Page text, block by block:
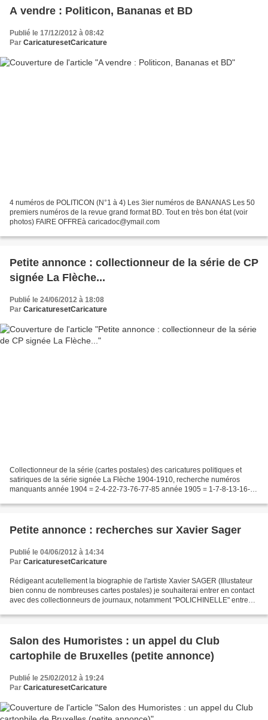
A vendre : Politicon, Bananas et BD
Publié le 17/12/2012 à 08:42
Par CaricaturesetCaricature
4 numéros de POLITICON (N°1 à 4) Les 3ier numéros de BANANAS Les 50
premiers numéros de la revue grand format BD. Tout en très bon état (voir
photos) FAIRE OFFREà caricadoc@ymail.com
Petite annonce : collectionneur de la série de CP
signée La Flèche...
Publié le 24/06/2012 à 18:08
Par CaricaturesetCaricature
Collectionneur de la série (cartes postales) des caricatures politiques et
satiriques de la série signée La Flèche 1904-1910, recherche numéros
manquants année 1904 = 2-4-22-73-76-77-85 année 1905 = 1-7-8-13-16-
Petite annonce : recherches sur Xavier Sager
Publié le 04/06/2012 à 14:34
Par CaricaturesetCaricature
Rédigeant acutellement la biographie de l'artiste Xavier SAGER (Illustateur
bien connu de nombreuses cartes postales) je souhaiterai entrer en contact
avec des collectionneurs de journaux, notamment "POLICHINELLE" entre
Salon des Humoristes : un appel du Club
cartophile de Bruxelles (petite annonce)
Publié le 25/02/2012 à 19:24
Par CaricaturesetCaricature